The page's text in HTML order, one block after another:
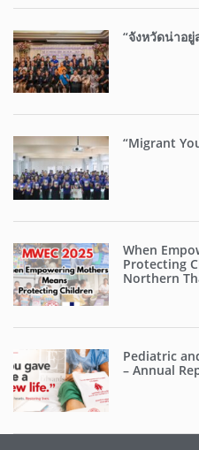
“จังหวัดน่าอยู่
“Migrant
When
Protecting
Northern
Pediatric
– Annual